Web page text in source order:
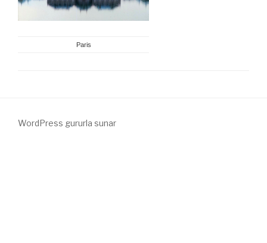
Paris
WordPress gururla sunar